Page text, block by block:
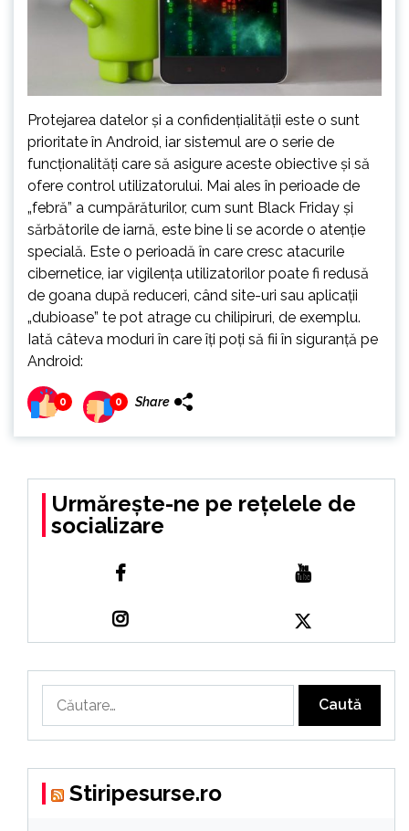
Protejarea datelor și a confidențialității este o sunt
prioritate în Android, iar sistemul are o serie de
funcționalități care să asigure aceste obiective și să
ofere control utilizatorului. Mai ales în perioade de
„febră” a cumpărăturilor, cum sunt Black Friday și
sărbătorile de iarnă, este bine li se acorde o atenție
specială. Este o perioadă în care cresc atacurile
cibernetice, iar vigilența utilizatorilor poate fi redusă
de goana după reduceri, când site-uri sau aplicații
„dubioase” te pot atrage cu chilipiruri, de exemplu.
Iată câteva moduri în care îți poți să fii în siguranță pe
Android:
0 0 Share
Urmărește-ne pe rețelele de
socializare
după:
Stiripesurse.ro